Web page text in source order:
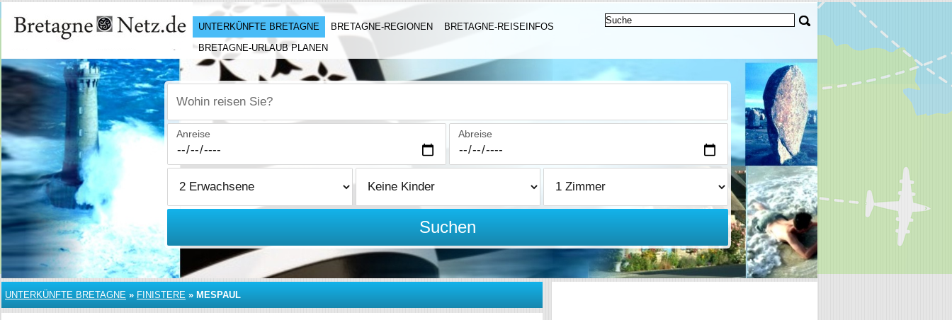
UNTERKÜNFTE BRETAGNE BRETAGNE-REGIONEN
BRETAGNE-REISEINFOS
BRETAGNE-URLAUB PLANEN
Wohin reisen Sie?
Anreise Abreise
Suchen
UNTERKÜNFTE BRETAGNE » FINISTERE » MESPAUL